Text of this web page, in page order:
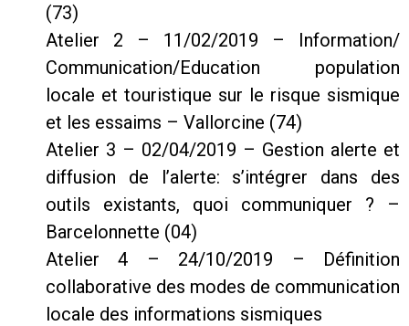
(73)
Atelier 2 – 11/02/2019 – Information/
Communication/Education population
locale et touristique sur le risque sismique
et les essaims – Vallorcine (74)
Atelier 3 – 02/04/2019 – Gestion alerte et
diffusion de l’alerte: s’intégrer dans des
outils existants, quoi communiquer ? –
Barcelonnette (04)
Atelier 4 – 24/10/2019 – Définition
collaborative des modes de communication
locale des informations sismiques